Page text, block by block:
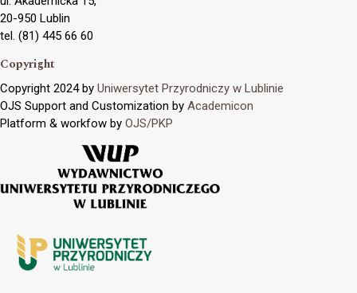
20-950 Lublin
tel. (81) 445 66 60
Copyright
Copyright 2024 by Uniwersytet Przyrodniczy w Lublinie
OJS Support and Customization by Academicon
Platform & workfow by OJS/PKP